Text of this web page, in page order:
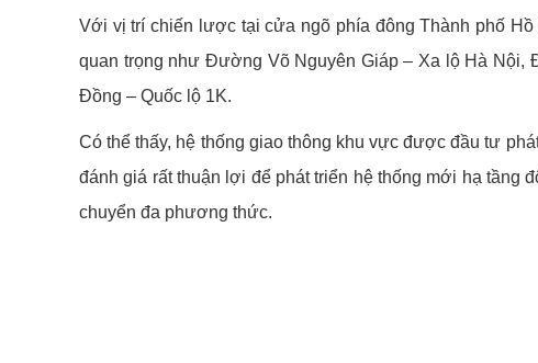
Với vị trí chiến lược tại cửa ngõ phía đông Thành phố
quan trọng như Đường Võ Nguyên Giáp – Xa lộ Hà Nội,
Đồng – Quốc lộ 1K.
Có thể thấy, hệ thống giao thông khu vực được đầu tư
đánh giá rất thuận lợi để phát triển hệ thống mới hạ tầng
chuyển đa phương thức.